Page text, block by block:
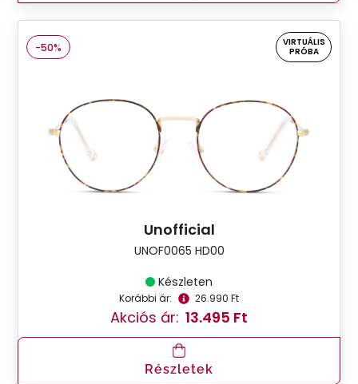
-50%
VIRTUÁLIS
PRÓBA
Unofficial
UNOF0065 HD00
Készleten
Korábbi ár: 26.990 Ft
Akciós ár: 13.495 Ft
Részletek